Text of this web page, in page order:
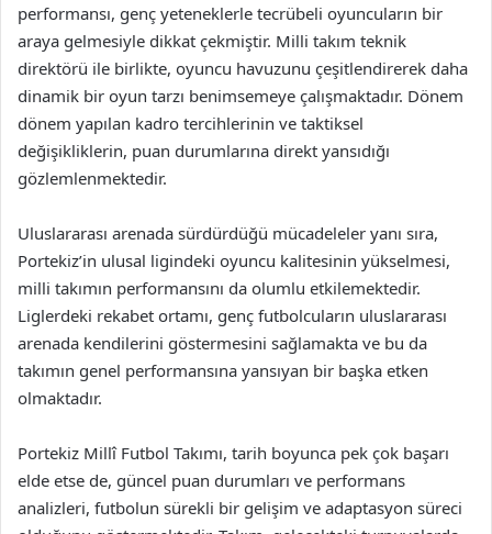
performansı, genç yeteneklerle tecrübeli oyuncuların bir
araya gelmesiyle dikkat çekmiştir. Milli takım teknik
direktörü ile birlikte, oyuncu havuzunu çeşitlendirerek daha
dinamik bir oyun tarzı benimsemeye çalışmaktadır. Dönem
dönem yapılan kadro tercihlerinin ve taktiksel
değişikliklerin, puan durumlarına direkt yansıdığı
gözlemlenmektedir.
Uluslararası arenada sürdürdüğü mücadeleler yanı sıra,
Portekiz’in ulusal ligindeki oyuncu kalitesinin yükselmesi,
milli takımın performansını da olumlu etkilemektedir.
Liglerdeki rekabet ortamı, genç futbolcuların uluslararası
arenada kendilerini göstermesini sağlamakta ve bu da
takımın genel performansına yansıyan bir başka etken
olmaktadır.
Portekiz Millî Futbol Takımı, tarih boyunca pek çok başarı
elde etse de, güncel puan durumları ve performans
analizleri, futbolun sürekli bir gelişim ve adaptasyon süreci